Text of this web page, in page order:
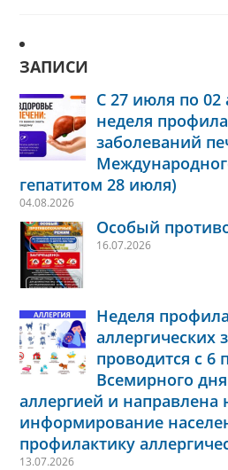
ЗАПИСИ
С 27 июля по 02
неделя
заболеваний
гепатитом 28 июля)
04.08.2026
Особый
16.07.2026
Неделя
аллергических
проводится с 6
Всемирного
аллергией и направлена
информирование
профилактику
13.07.2026